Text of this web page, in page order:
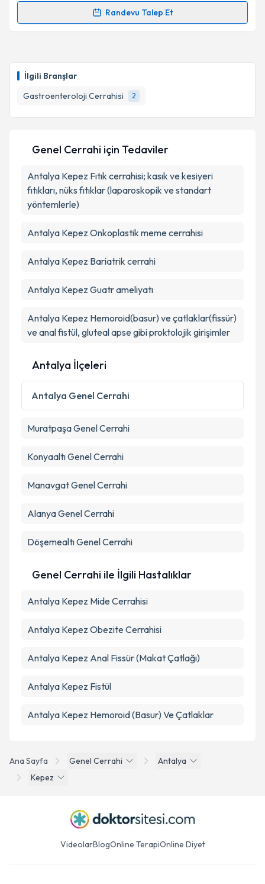
İlgili Branşlar
Gastroenteroloji Cerrahisi
2
Kişisel verilerimin işlenmesine ilişkin
Metni'ni okudum ve kişisel verilerimin belirtilen
Randevu Talep Et
Randevu Takvimi Talebi
takvim hazırlandığında e-posta ile bilgilendireceğiz.
Metni'ni okudum ve kişisel verilerimin belirtilen
kapsamda işlenmesini kabul ediyorum.
Ana Sayfa Genel Cerrahi
Antalya
Kepez
Genel Cerrahi için Tedaviler
Antalya Kepez Fıtık cerrahisi; kasık ve kesiyeri
fıtıkları, nüks fıtıklar (laparoskopik ve standart
yöntemlerle)
Antalya Kepez Onkoplastik meme cerrahisi
Antalya Kepez Bariatrik cerrahi
Antalya Kepez Guatr ameliyatı
Antalya Kepez Hemoroid(basur) ve çatlaklar(fissür)
ve anal fistül, gluteal apse gibi proktolojik girişimler
Antalya İlçeleri
Antalya Genel Cerrahi
MuratpaşaGenel Cerrahi
KonyaaltıGenel Cerrahi
ManavgatGenel Cerrahi
AlanyaGenel Cerrahi
DöşemealtıGenel Cerrahi
Genel Cerrahi ile İlgili Hastalıklar
Antalya Kepez Mide Cerrahisi
Antalya Kepez Obezite Cerrahisi
Antalya Kepez Anal Fissür (Makat Çatlağı)
Antalya Kepez Fistül
Antalya Kepez Hemoroid (Basur) Ve Çatlaklar
VideolarBlogOnline TerapiOnline Diyet